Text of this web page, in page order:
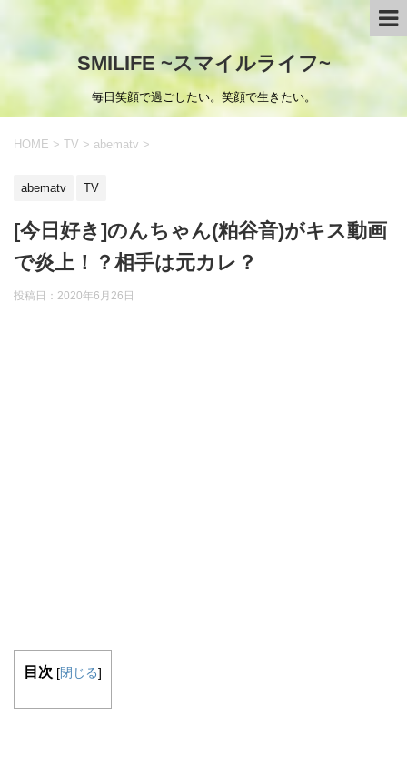
SMILIFE ~スマイルライフ~
毎日笑顔で過ごしたい。笑顔で生きたい。
HOME > TV > abematv >
abematv TV
[今日好き]のんちゃん(粕谷音)がキス動画
で炎上！？相手は元カレ？
投稿日： 2020年6月26日
目次 [閉じる]